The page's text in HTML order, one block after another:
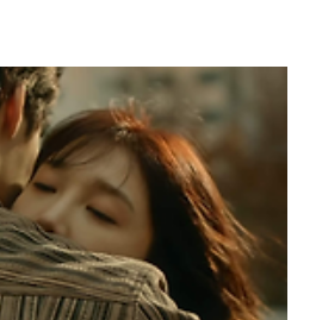
신체비밀을 알게 된 고원이 미진을 돕
튼을 클릭하여 리뷰를 확인해 주시기 바
이 다른 그녀 8회는 전국 가구 평균 시
청률 9.1%를 기록하며 자체 최고 시청
'낮과 밤이 다른 그녀' 8회 리뷰 시작하
뷰] - jtbc드라마 낮과 ..